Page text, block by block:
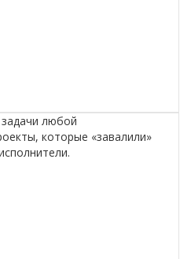
любой
которые «завалили»